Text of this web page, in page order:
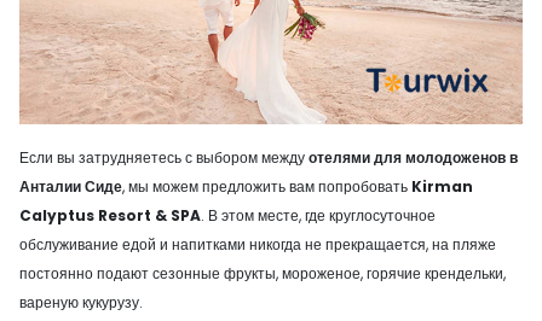
Если вы затрудняетесь с выбором междуотелями для молодоженов в
Анталии Сиде, мы можем предложить вам попробовать Kirman
Calyptus Resort & SPA. В этом месте, где круглосуточное
обслуживание едой и напитками никогда не прекращается, на пляже
постоянно подают сезонные фрукты, мороженое, горячие крендельки,
вареную кукурузу.